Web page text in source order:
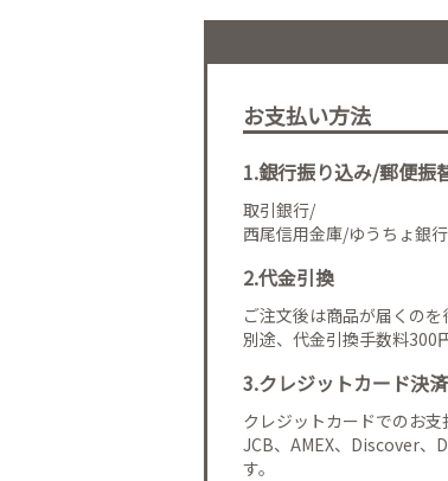
お支払い方法
1.銀行振り込み/郵便振
取引銀行/
西尾信用金庫/ゆうちょ銀
2.代金引換
ご注文後は商品が届くのを
別途、代金引換手数料300
3.クレジットカード決済
クレジットカードでのお支
JCB、AMEX、Discover、
す。